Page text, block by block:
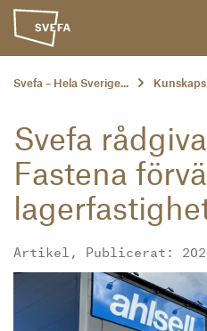
Svefa – Hela Sverige...
Svefa
Fastena
Artikel, Publicerat: